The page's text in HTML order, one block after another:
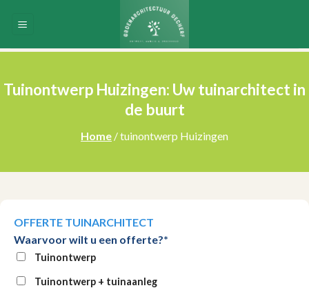
Tuinontwerp Huizingen: Uw tuinarchitect in
de buurt
Home / tuinontwerp Huizingen
OFFERTE TUINARCHITECT
Waarvoor wilt u een offerte?*
Tuinontwerp
Tuinontwerp + tuinaanleg